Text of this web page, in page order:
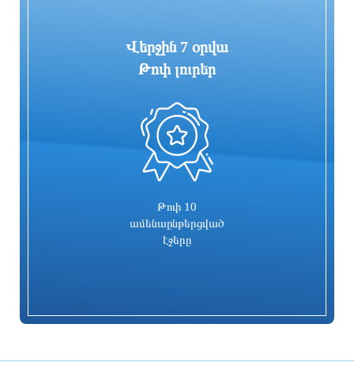
«ՑԱՅԳ» հեռուստաընկերությունն
իրականացնում է «Շիրակցու խոսք»
Հիմնանորոգվում է Սևան-Մարտունի-
ավտոճանապարհի մի հատվածը
ամիսը
գործընթացի մեջ է»
Վերջին 7 օրվա
Թոփ լուրեր
Թոփ 10
ամենաընթերցված
էջերը